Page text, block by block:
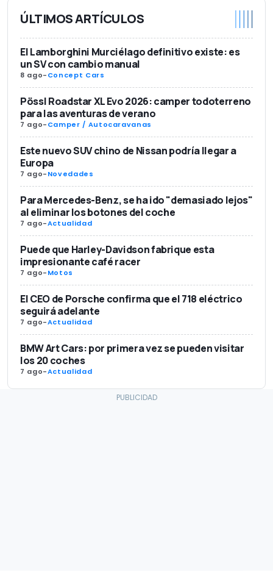
ÚLTIMOS ARTÍCULOS
El Lamborghini Murciélago definitivo existe: es
un SV con cambio manual
8 ago-Concept Cars
Pössl Roadstar XL Evo 2026: camper todoterreno
para las aventuras de verano
7 ago-Camper / Autocaravanas
Este nuevo SUV chino de Nissan podría llegar a
Europa
7 ago-Novedades
Para Mercedes-Benz, se ha ido "demasiado lejos"
al eliminar los botones del coche
7 ago-Actualidad
Puede que Harley-Davidson fabrique esta
impresionante café racer
7 ago-Motos
El CEO de Porsche confirma que el 718 eléctrico
seguirá adelante
7 ago-Actualidad
BMW Art Cars: por primera vez se pueden visitar
los 20 coches
7 ago-Actualidad